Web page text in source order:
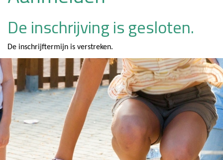
De inschrijving is gesloten.
De inschrijftermijn is verstreken.